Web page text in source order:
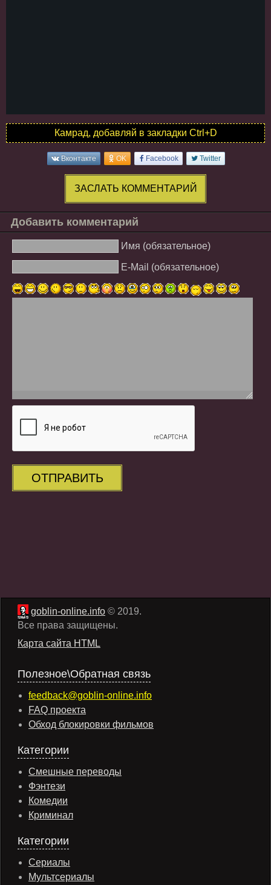
Камрад, добавляй в закладки Ctrl+D
Вконтакте OK Facebook Twitter
ЗАСЛАТЬ КОММЕНТАРИЙ
Добавить комментарий
Имя (обязательное)
E-Mail (обязательное)
ОТПРАВИТЬ
goblin-online.info © 2019.
Все права защищены.
Карта сайта HTML
Полезное\Обратная связь
feedback@goblin-online.info
FAQ проекта
Обход блокировки фильмов
Категории
Смешные переводы
Фэнтези
Комедии
Криминал
Категории
Сериалы
Мультсериалы